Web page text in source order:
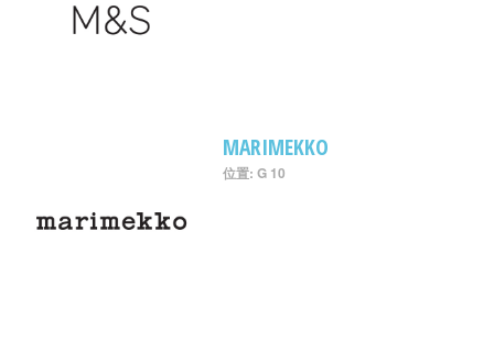
MARIMEKKO
位置: G 10